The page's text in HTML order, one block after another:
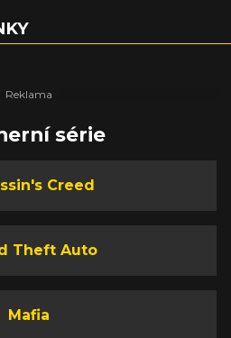
série
Creed
Theft Auto
Mafia